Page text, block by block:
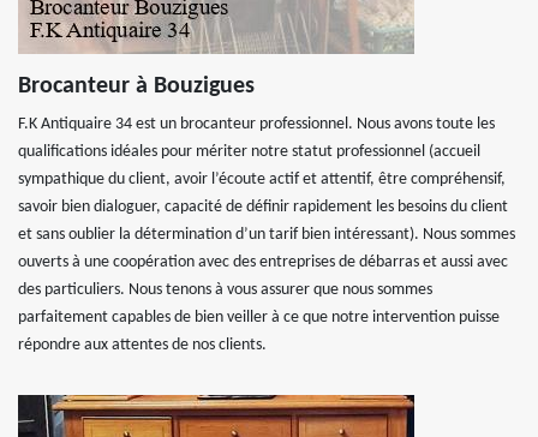
Brocanteur à Bouzigues
F.K Antiquaire 34 est un brocanteur professionnel. Nous avons toute les
qualifications idéales pour mériter notre statut professionnel (accueil
sympathique du client, avoir l’écoute actif et attentif, être compréhensif,
savoir bien dialoguer, capacité de définir rapidement les besoins du client
et sans oublier la détermination d’un tarif bien intéressant). Nous sommes
ouverts à une coopération avec des entreprises de débarras et aussi avec
des particuliers. Nous tenons à vous assurer que nous sommes
parfaitement capables de bien veiller à ce que notre intervention puisse
répondre aux attentes de nos clients.